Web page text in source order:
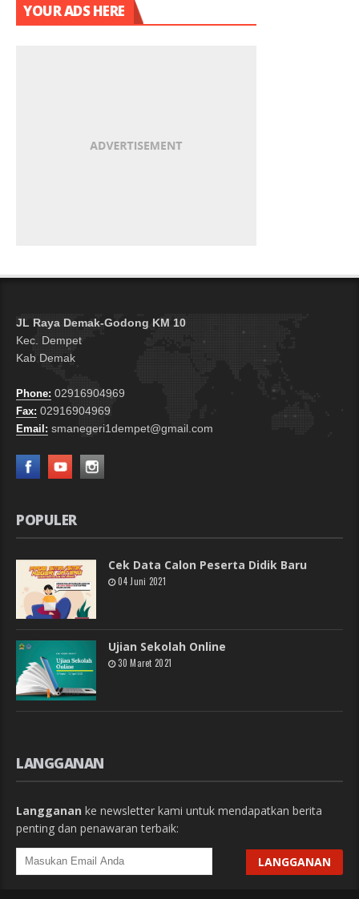
YOUR ADS HERE
JL Raya Demak-Godong KM 10
Kec. Dempet
Kab Demak
Phone: 02916904969
Fax: 02916904969
Email: smanegeri1dempet@gmail.com
POPULER
Cek Data Calon Peserta Didik Baru
04 Juni 2021
Ujian Sekolah Online
30 Maret 2021
LANGGANAN
Langganan ke newsletter kami untuk mendapatkan berita
penting dan penawaran terbaik: